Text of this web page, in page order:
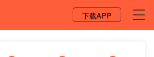
下载APP